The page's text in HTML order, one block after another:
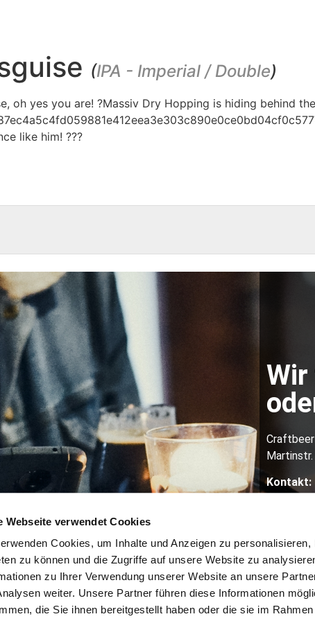
Webseite verwendet Cookies
Cookies, um Inhalte und Anzeigen zu
zu können und die Zugriffe auf unsere Website zu
zu Ihrer Verwendung unserer Website an unsere
weiter. Unsere Partner führen diese Informationen
die Sie ihnen bereitgestellt haben oder die sie im
(IPA - Imperial / Double)
oh yes you are! ?Massiv Dry Hopping is hiding behind
like him! ???
Craftbeer
Kontakt: